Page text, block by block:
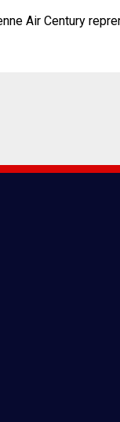
Air Century